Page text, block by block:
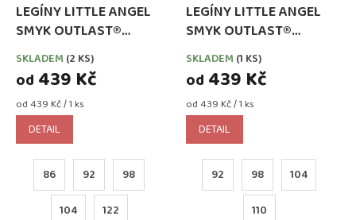
LEGÍNY LITTLE ANGEL
SMYK OUTLAST®
RŮŽOVÉ
SKLADEM (2 KS)
od 439 Kč
Měrná
cena:
od 439 Kč / 1 ks
DETAIL
86 92 98
104 122
LEGÍNY LITTLE ANGEL
SMYK OUTLAST®
SCARLET
SKLADEM (1 KS)
od 439 Kč
Měrná
cena:
od 439 Kč / 1 ks
DETAIL
92 98 104
110